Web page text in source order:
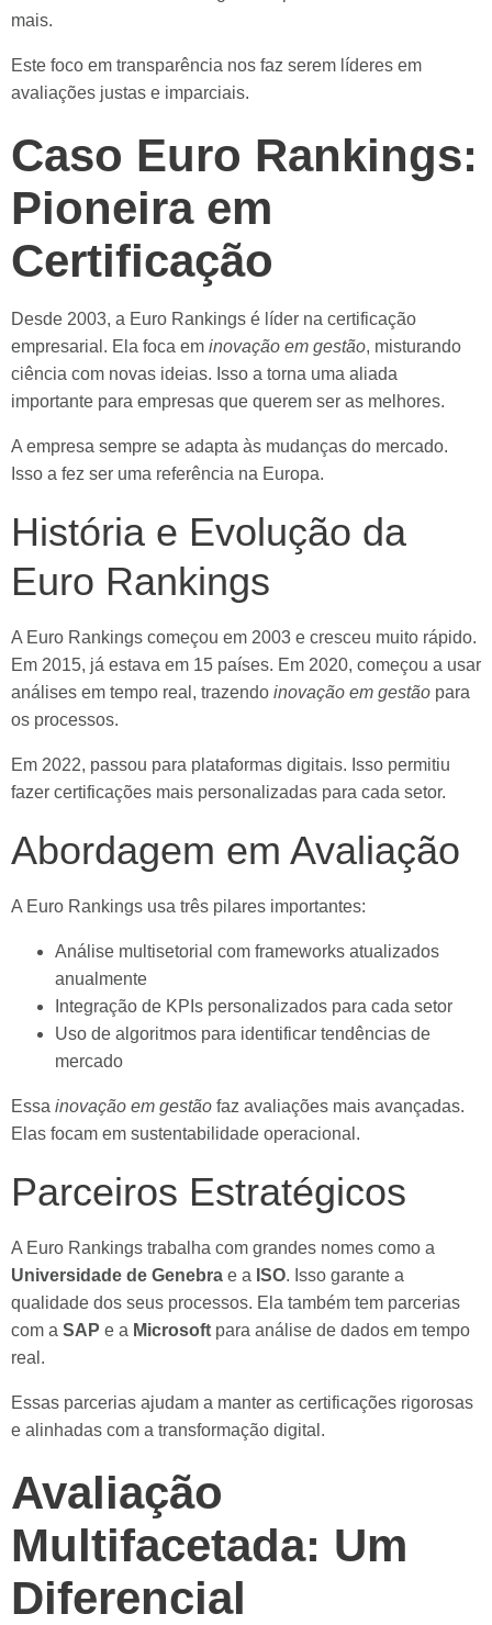
mais.
Este foco em transparência nos faz serem líderes em
avaliações justas e imparciais.
Caso Euro Rankings:
Pioneira em
Certificação
Desde 2003, a Euro Rankings é líder na certificação
empresarial. Ela foca em inovação em gestão, misturando
ciência com novas ideias. Isso a torna uma aliada
importante para empresas que querem ser as melhores.
A empresa sempre se adapta às mudanças do mercado.
Isso a fez ser uma referência na Europa.
História e Evolução da
Euro Rankings
A Euro Rankings começou em 2003 e cresceu muito rápido.
Em 2015, já estava em 15 países. Em 2020, começou a usar
análises em tempo real, trazendo inovação em gestão para
os processos.
Em 2022, passou para plataformas digitais. Isso permitiu
fazer certificações mais personalizadas para cada setor.
Abordagem em Avaliação
A Euro Rankings usa três pilares importantes:
Análise multisetorial com frameworks atualizados
anualmente
Integração de KPIs personalizados para cada setor
Uso de algoritmos para identificar tendências de
mercado
Essa inovação em gestão faz avaliações mais avançadas.
Elas focam em sustentabilidade operacional.
Parceiros Estratégicos
A Euro Rankings trabalha com grandes nomes como a
Universidade de Genebra e a ISO. Isso garante a
qualidade dos seus processos. Ela também tem parcerias
com a SAP e a Microsoft para análise de dados em tempo
real.
Essas parcerias ajudam a manter as certificações rigorosas
e alinhadas com a transformação digital.
Avaliação
Multifacetada: Um
Diferencial